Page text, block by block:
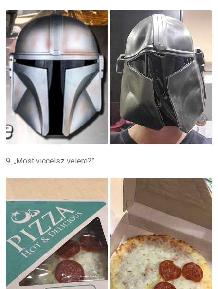
9. „Most viccelsz velem?”